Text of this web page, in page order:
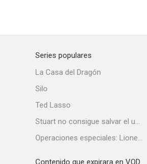
Series populares
La Casa del Dragón
Silo
Ted Lasso
Stuart no consigue salvar el universo
Operaciones especiales: Lioness
Contenido que expirara en VOD